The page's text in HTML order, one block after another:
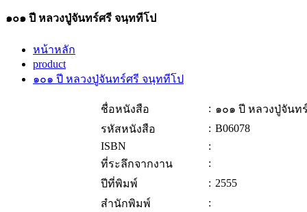
๑๐๑ ปี หลวงปู่จันทร์ศรี จนฺททีโป
หน้าหลัก
product
๑๐๑ ปี หลวงปู่จันทร์ศรี จนฺททีโป
ชื่อหนังสือ : ๑๐๑ ปี หลวงปู่จันท
รหัสหนังสือ
: B06078
ISBN
:
ที่ระลึกจากงาน
:
ปีที่พิมพ์
: 2555
สำนักพิมพ์
: